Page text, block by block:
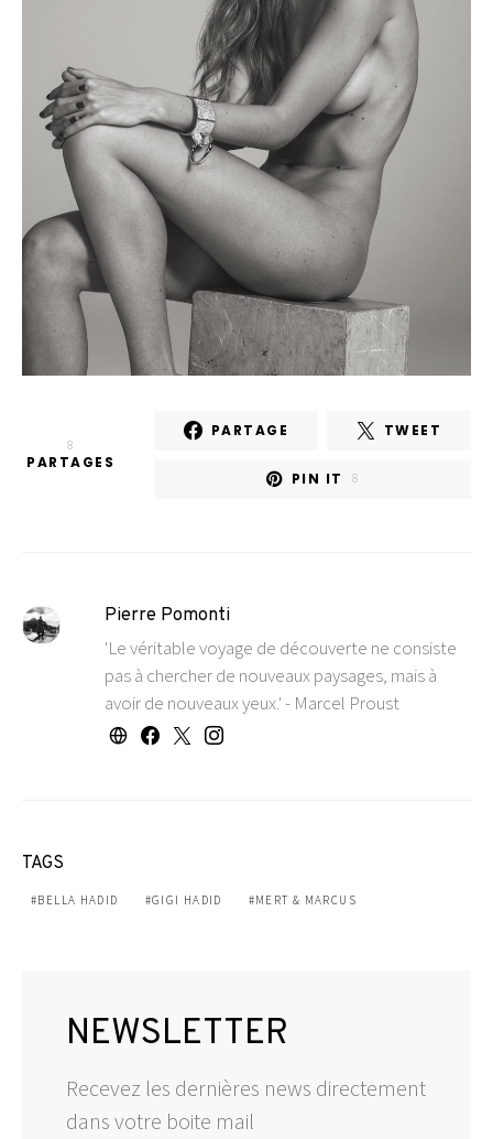
8
PARTAGES
PARTAGE TWEET
PIN IT 8
Pierre Pomonti
'Le véritable voyage de découverte ne consiste
pas à chercher de nouveaux paysages, mais à
avoir de nouveaux yeux.' - Marcel Proust
TAGS
BELLA HADID GIGI HADID MERT & MARCUS
NEWSLETTER
Recevez les dernières news directement
dans votre boite mail